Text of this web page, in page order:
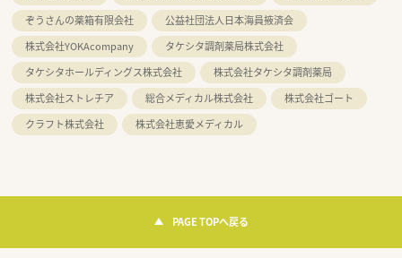
ぞうさんの薬箱有限会社
公益社団法人日本海員掖済会
株式会社YOKAcompany
タケシタ調剤薬局株式会社
タケシタホールディングス株式会社
株式会社タケシタ調剤薬局
株式会社ストレチア
総合メディカル株式会社
株式会社ゴート
クラフト株式会社
株式会社恵愛メディカル
PAGE TOPへ戻る